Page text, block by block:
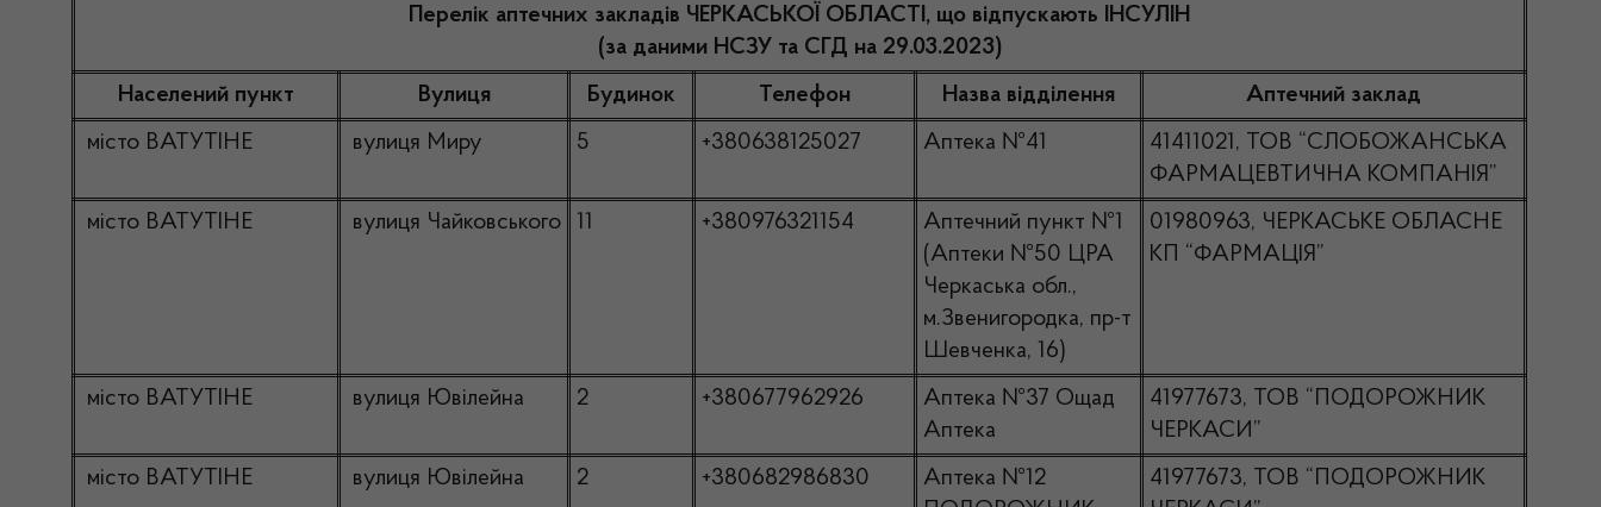
Перелік аптечних закладів ЧЕРКАСЬКОЇ ОБЛАСТІ, що відпускають ІНСУЛІН
(за даними НСЗУ та СГД на 29.03.2023)
Населений пункт
Вулиця Будинок Телефон Назва відділення
Аптечний заклад
місто ВАТУТІНЕ
вулиця Миру 5 +380638125027 Аптека №41
41411021, ТОВ “СЛОБОЖАНСЬКА
ФАРМАЦЕВТИЧНА КОМПАНІЯ”
місто ВАТУТІНЕ
вулиця Чайковського 11 +380976321154
Аптечний пункт №1
(Аптеки №50 ЦРА
Черкаська обл.,
м.Звенигородка, пр-т
Шевченка, 16)
01980963, ЧЕРКАСЬКЕ ОБЛАСНЕ
КП “ФАРМАЦІЯ”
місто ВАТУТІНЕ вулиця Ювілейна 2 +380677962926
Аптека №37 Ощад
Аптека
41977673, ТОВ “ПОДОРОЖНИК
ЧЕРКАСИ”
місто ВАТУТІНЕ
вулиця Ювілейна 2 +380682986830
Аптека №12
41977673, ТОВ “ПОДОРОЖНИК